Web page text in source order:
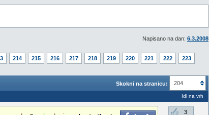
Napisano na dan: 6.3.2008
214 215 216 217 218 219 220 221 222
223
Skokni na stranicu: 204
Idi na vrh
3